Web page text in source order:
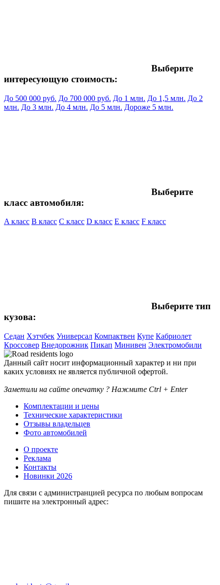
Выберите
интересующую стоимость:
До 500 000 руб. До 700 000 руб. До 1 млн. До 1,5 млн. До 2
млн. До 3 млн. До 4 млн. До 5 млн. Дороже 5 млн.
Выберите
класс автомобиля:
A класс B класс C класс D класс E класс F класс
Выберите тип
кузова:
Седан Хэтчбек Универсал Компактвен Купе Кабриолет
Кроссовер Внедорожник Пикап Минивен Электромобили
Данный сайт носит информационный характер и ни при
каких условиях не является публичной офертой.
Заметили на сайте опечатку ? Нажмите Ctrl + Enter
Комплектации и цены
Технические характеристики
Отзывы владельцев
Фото автомобилей
О проекте
Реклама
Контакты
Новинки 2026
Для связи с администранцией ресурса по любым вопросам
пишите на электронный адрес: